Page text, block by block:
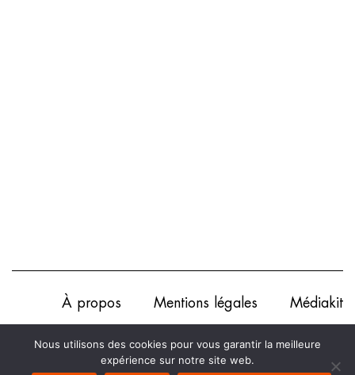
À propos Mentions légales Médiakit
Contact Politique de confidentialité
Nous utilisons des cookies pour vous garantir la meilleure
expérience sur notre site web.